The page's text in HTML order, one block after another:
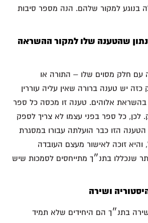
בנוגע למקור שלהם. הנה מספר סיבות
שהטענה שלו למקור ההשראה
עם חלק מסוים שלו – התורה או
כזה יש טענה ברורה שאין עליה עוררין
אלוהים. טענה זו מכסה כל ספר
לכן, כל ספר בפני עצמו לא צריך לספק
הטענה הזו כבר הועלתה עבורו במסגרת
והיא זוכה לאישור מעצם העובדה
שנכללו בתנ״ך מתייחסים לסמכות שיש
ושירה
בתנ״ך הם היחידים שלא תמיד